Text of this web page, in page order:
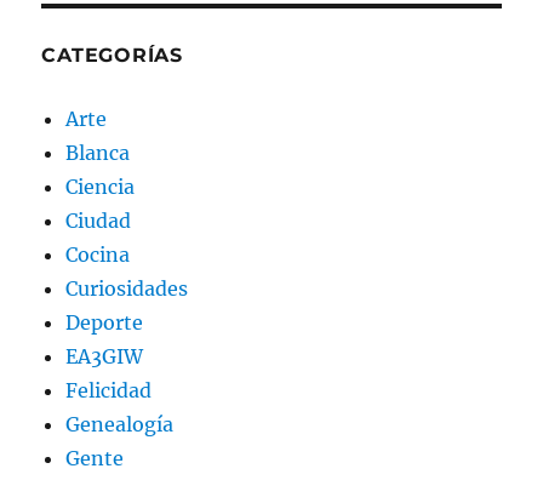
CATEGORÍAS
Arte
Blanca
Ciencia
Ciudad
Cocina
Curiosidades
Deporte
EA3GIW
Felicidad
Genealogía
Gente